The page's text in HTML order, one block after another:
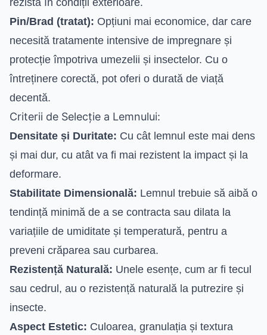
rezista în condiții exterioare.
Pin/Brad (tratat): Opțiuni mai economice, dar care
necesită tratamente intensive de impregnare și
protecție împotriva umezelii și insectelor. Cu o
întreținere corectă, pot oferi o durată de viață
decentă.
Criterii de Selecție a Lemnului:
Densitate și Duritate: Cu cât lemnul este mai dens
și mai dur, cu atât va fi mai rezistent la impact și la
deformare.
Stabilitate Dimensională: Lemnul trebuie să aibă o
tendință minimă de a se contracta sau dilata la
variațiile de umiditate și temperatură, pentru a
preveni crăparea sau curbarea.
Rezistență Naturală: Unele esențe, cum ar fi tecul
sau cedrul, au o rezistență naturală la putrezire și
insecte.
Aspect Estetic: Culoarea, granulația și textura